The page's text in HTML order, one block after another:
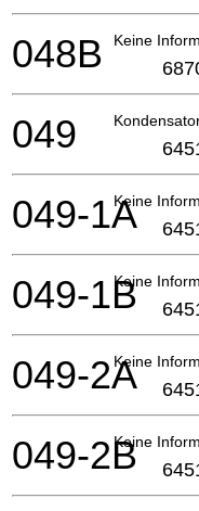
Keine
048B
049
Keine
049-1A
Keine
049-1B
Keine
049-2A
Keine
049-2B